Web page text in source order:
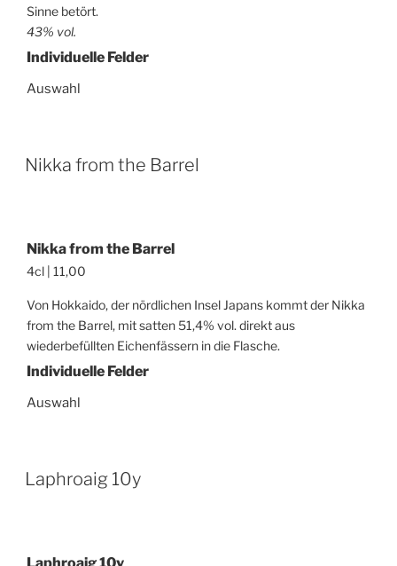
Sinne betört.
43% vol.
Individuelle Felder
Auswahl
Nikka from the Barrel
Nikka from the Barrel
4cl | 11,00
Von Hokkaido, der nördlichen Insel Japans kommt der Nikka
from the Barrel, mit satten 51,4% vol. direkt aus
wiederbefüllten Eichenfässern in die Flasche.
Individuelle Felder
Auswahl
Laphroaig 10y